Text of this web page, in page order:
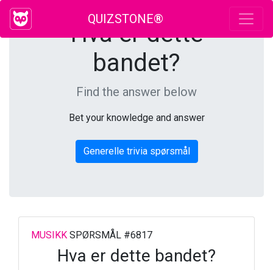
QUIZSTONE®
Hva er dette
bandet?
Find the answer below
Bet your knowledge and answer
Generelle trivia spørsmål
MUSIKK SPØRSMÅL #6817
Hva er dette bandet?